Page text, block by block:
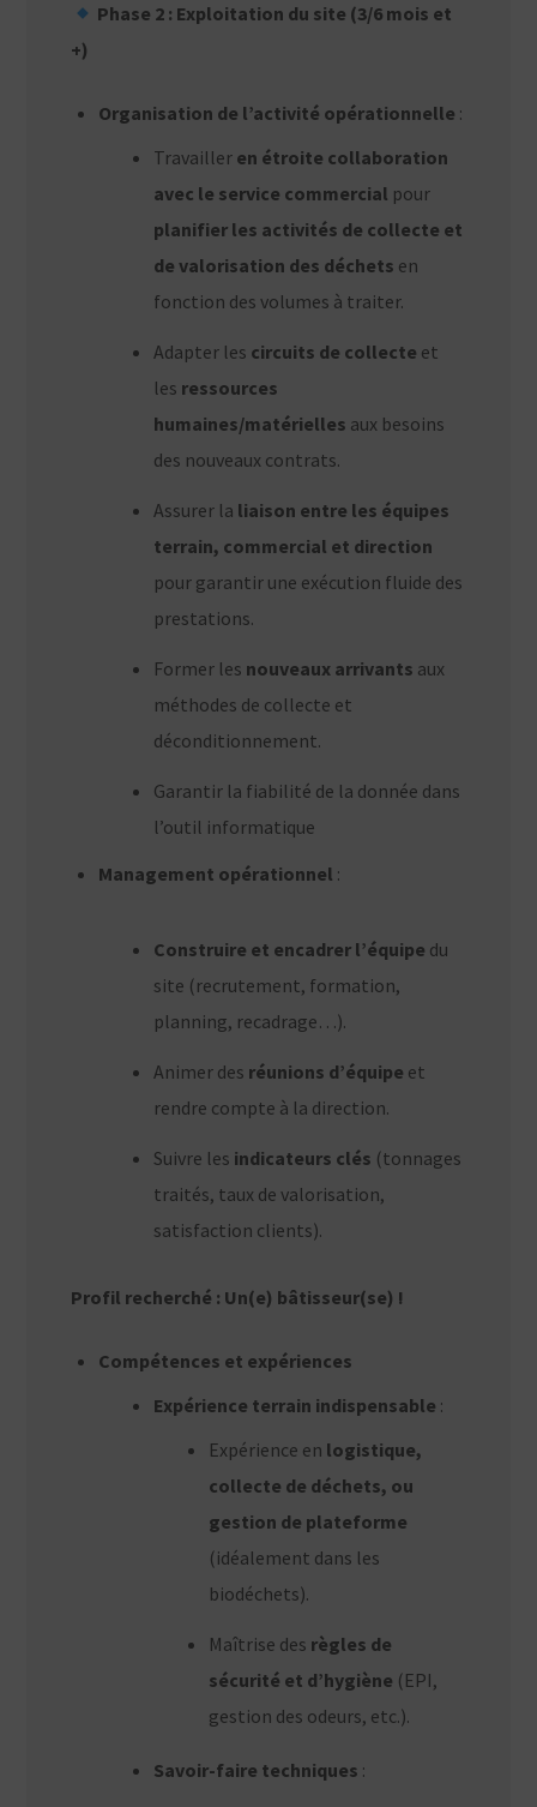
Phase 2 : Exploitation du site (3/6 mois et
+)
Organisation de l’activité opérationnelle :
Travailler en étroite collaboration
avec le service commercial pour
planifier les activités de collecte et
de valorisation des déchets en
fonction des volumes à traiter.
Adapter les circuits de collecte et
les ressources
humaines/matérielles aux besoins
des nouveaux contrats.
Assurer la liaison entre les équipes
terrain, commercial et direction
pour garantir une exécution fluide des
prestations.
Former les nouveaux arrivants aux
méthodes de collecte et
déconditionnement.
Garantir la fiabilité de la donnée dans
l’outil informatique
Management opérationnel :
Construire et encadrer l’équipe du
site (recrutement, formation,
planning, recadrage…).
Animer des réunions d’équipe et
rendre compte à la direction.
Suivre les indicateurs clés (tonnages
traités, taux de valorisation,
satisfaction clients).
Profil recherché : Un(e) bâtisseur(se) !
Compétences et expériences
Expérience terrain indispensable :
Expérience en logistique,
collecte de déchets, ou
gestion de plateforme
(idéalement dans les
biodéchets).
Maîtrise des règles de
sécurité et d’hygiène (EPI,
gestion des odeurs, etc.).
Savoir-faire techniques :